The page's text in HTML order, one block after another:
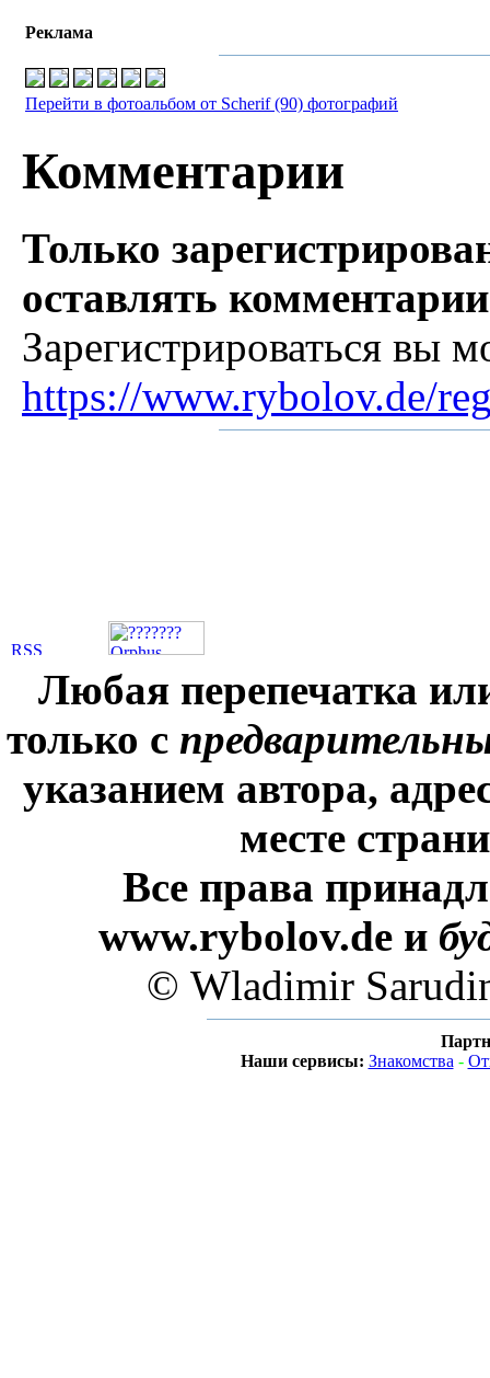
Реклама
Перейти в фотоальбом от Scherif (90) фотографий
Комментарии
Только
оставлять
Зарегистрироваться вы
https://www.rybolov.de/
Любая перепечатка
только с
указанием автора,
месте
Все права
www.rybolov.de и
© Wladimir
Наши сервисы: Знакомства -